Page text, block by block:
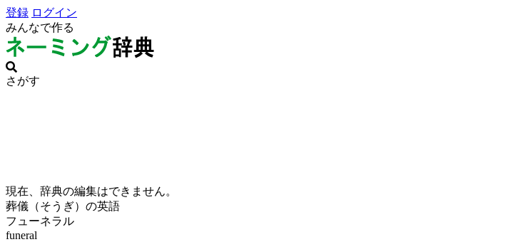
登録 ログイン
みんなで作る
さがす
現在、辞典の編集はできません。
葬儀（そうぎ）の英語
フューネラル
funeral